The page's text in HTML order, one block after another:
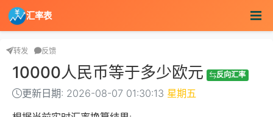
汇率表
转发 反馈
10000人民币等于多少欧元 反向汇率
更新日期: 2026-08-07 01:30:13 星期五